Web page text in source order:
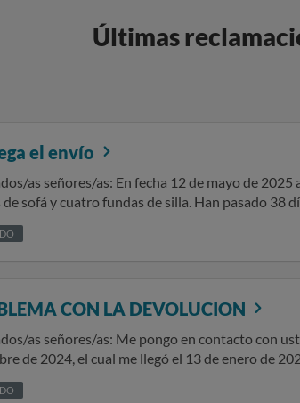
Últimas
el envío
12 de mayo de 2025 adquirí en su página web blueemoon el producto dos
de silla. Han pasado 38 días y no lo he recibido. Adjunto los siguientes documentos:
recibo de pago realizado. SOLICITO se me haga entrega del producto, y si hubiese algún
la entrega, se me comunique a fin de tomar las medidas
CON LA DEVOLUCION
en contacto con ustedes porque, del pedido 94870 que realice el 30 de
de 2024, el cual me llegó el 13 de enero de
por su parte para tramitarla, sin
el 20 de enero escribiendoles correos para